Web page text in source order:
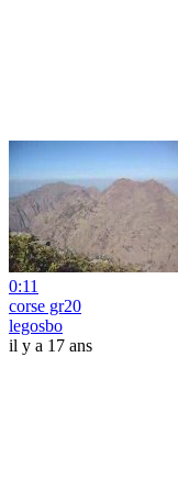
0:11
corse gr20
legosbo
il y a 17 ans